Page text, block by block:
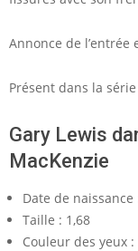
Annonce de
Présent dans la
Gary Lewis
MacKenzie
Date de
Taille : 1,68
Couleur des yeux